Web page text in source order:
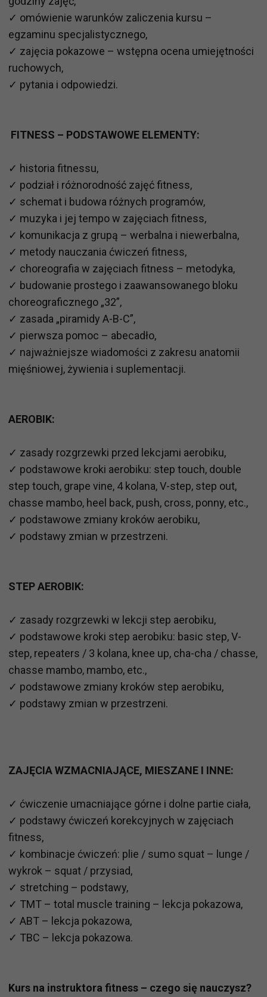
✓ omówienie warunków zaliczenia kursu –
egzaminu specjalistycznego,
✓ zajęcia pokazowe – wstępna ocena umiejętności
ruchowych,
✓ pytania i odpowiedzi.
FITNESS – PODSTAWOWE ELEMENTY:
✓ historia fitnessu,
✓ podział i różnorodność zajęć fitness,
✓ schemat i budowa różnych programów,
✓ muzyka i jej tempo w zajęciach fitness,
✓ komunikacja z grupą – werbalna i niewerbalna,
✓ metody nauczania ćwiczeń fitness,
✓ choreografia w zajęciach fitness – metodyka,
✓ budowanie prostego i zaawansowanego bloku
choreograficznego „32”,
✓ zasada „piramidy A-B-C”,
✓ pierwsza pomoc – abecadło,
✓ najważniejsze wiadomości z zakresu anatomii
mięśniowej, żywienia i suplementacji.
AEROBIK:
✓ zasady rozgrzewki przed lekcjami aerobiku,
✓ podstawowe kroki aerobiku: step touch, double
step touch, grape vine, 4 kolana, V-step, step out,
chasse mambo, heel back, push, cross, ponny, etc.,
✓ podstawowe zmiany kroków aerobiku,
✓ podstawy zmian w przestrzeni.
STEP AEROBIK:
✓ zasady rozgrzewki w lekcji step aerobiku,
✓ podstawowe kroki step aerobiku: basic step, V-
step, repeaters / 3 kolana, knee up, cha-cha / chasse,
chasse mambo, mambo, etc.,
✓ podstawowe zmiany kroków step aerobiku,
✓ podstawy zmian w przestrzeni.
ZAJĘCIA WZMACNIAJĄCE, MIESZANE I INNE:
✓ ćwiczenie umacniające górne i dolne partie ciała,
✓ podstawy ćwiczeń korekcyjnych w zajęciach
fitness,
✓ kombinacje ćwiczeń: plie / sumo squat – lunge /
wykrok – squat / przysiad,
✓ stretching – podstawy,
✓ TMT – total muscle training – lekcja pokazowa,
✓ ABT – lekcja pokazowa,
✓ TBC – lekcja pokazowa.
Kurs na instruktora fitness – czego się nauczysz?